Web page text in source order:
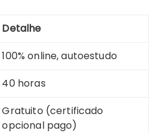
Detalhe
100% online, autoestudo
40 horas
Gratuito (certificado
opcional pago)